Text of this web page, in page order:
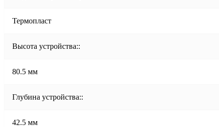
Термопласт
Высота устройства::
80.5 мм
Глубина устройства::
42.5 мм